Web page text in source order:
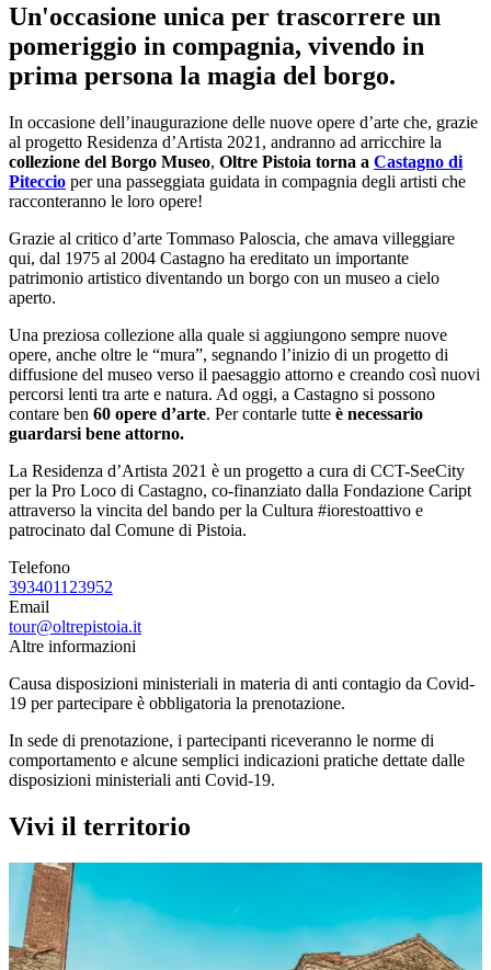
Un'occasione unica per trascorrere un
pomeriggio in compagnia, vivendo in
prima persona la magia del borgo.
In occasione dell’inaugurazione delle nuove opere d’arte che, grazie
al progetto Residenza d’Artista 2021, andranno ad arricchire la
collezione del Borgo Museo, Oltre Pistoia torna a Castagno di
Piteccio per una passeggiata guidata in compagnia degli artisti che
racconteranno le loro opere!
Grazie al critico d’arte Tommaso Paloscia, che amava villeggiare
qui, dal 1975 al 2004 Castagno ha ereditato un importante
patrimonio artistico diventando un borgo con un museo a cielo
aperto.
Una preziosa collezione alla quale si aggiungono sempre nuove
opere, anche oltre le “mura”, segnando l’inizio di un progetto di
diffusione del museo verso il paesaggio attorno e creando così nuovi
percorsi lenti tra arte e natura. Ad oggi, a Castagno si possono
contare ben 60 opere d’arte. Per contarle tutte è necessario
guardarsi bene attorno.
La Residenza d’Artista 2021 è un progetto a cura di CCT-SeeCity
per la Pro Loco di Castagno, co-finanziato dalla Fondazione Caript
attraverso la vincita del bando per la Cultura #iorestoattivo e
patrocinato dal Comune di Pistoia.
Telefono
393401123952
Email
tour@oltrepistoia.it
Altre informazioni
Causa disposizioni ministeriali in materia di anti contagio da Covid-
19 per partecipare è obbligatoria la prenotazione.
In sede di prenotazione, i partecipanti riceveranno le norme di
comportamento e alcune semplici indicazioni pratiche dettate dalle
disposizioni ministeriali anti Covid-19.
Vivi il territorio